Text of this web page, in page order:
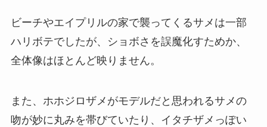
ビーチやエイプリルの家で襲ってくるサメは一部
ハリボテでしたが、ショボさを誤魔化すためか、
全体像はほとんど映りません。
また、ホホジロザメがモデルだと思われるサメの
吻が妙に丸みを帯びていたり、イタチザメっぽい